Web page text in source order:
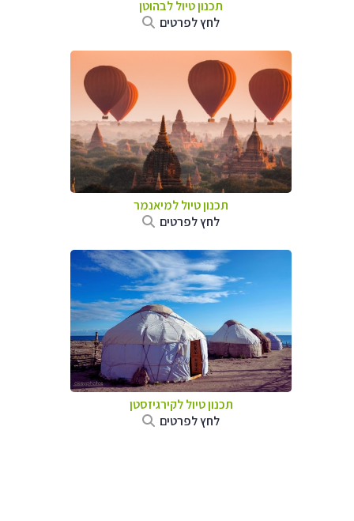
תכנון טיול לבהוטן
לחץ לפרטים
תכנון טיוללמיאנמר
לחץ לפרטים
תכנון טיוללקירגיזסטן
לחץ לפרטים